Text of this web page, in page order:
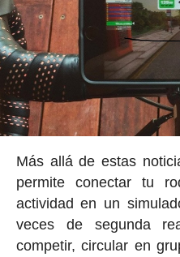
Más allá de estas
permite conectar tu
actividad en un
veces de segunda
competir, circular en